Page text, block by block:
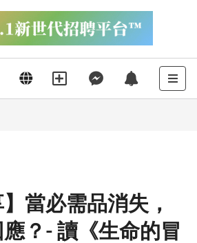
】當必需品消失，
？- 讀《生命的冒